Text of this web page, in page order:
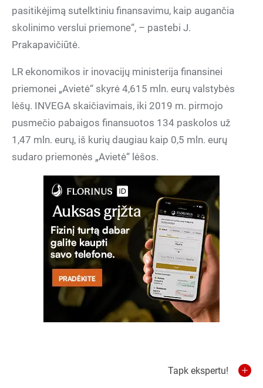
pasitikėjimą sutelktiniu finansavimu, kaip augančia
skolinimo verslui priemone“, – pastebi J.
Prakapavičiūtė.
LR ekonomikos ir inovacijų ministerija finansinei
priemonei „Avietė“ skyrė 4,615 mln. eurų valstybės
lėšų. INVEGA skaičiavimais, iki 2019 m. pirmojo
pusmečio pabaigos finansuotos 134 paskolos už
1,47 mln. eurų, iš kurių daugiau kaip 0,5 mln. eurų
sudaro priemonės „Avietė“ lėšos.
Tapk ekspertu!